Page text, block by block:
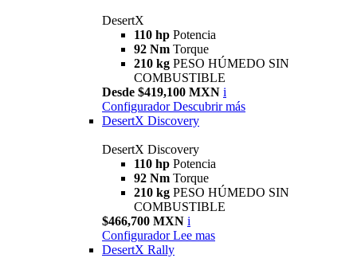
DesertX
110 hp Potencia
92 Nm Torque
210 kg PESO HÚMEDO SIN
COMBUSTIBLE
Desde $419,100 MXN i
Configurador Descubrir más
DesertX Discovery
DesertX Discovery
110 hp Potencia
92 Nm Torque
210 kg PESO HÚMEDO SIN
COMBUSTIBLE
$466,700 MXN i
Configurador Lee mas
DesertX Rally